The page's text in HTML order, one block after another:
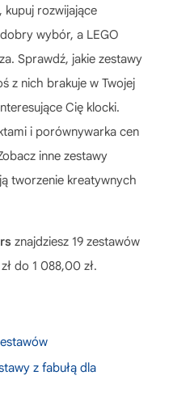
kupuj rozwijające
wybór, a LEGO
Sprawdź, jakie zestawy
z nich brakuje w Twojej
Cię klocki.
i porównywarka cen
inne zestawy
tworzenie kreatywnych
znajdziesz 19 zestawów
do 1 088,00 zł.
z fabułą dla